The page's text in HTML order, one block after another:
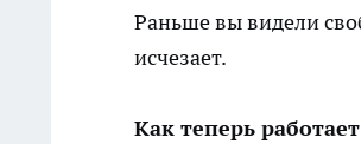
Раньше вы видели
исчезает.
Как теперь